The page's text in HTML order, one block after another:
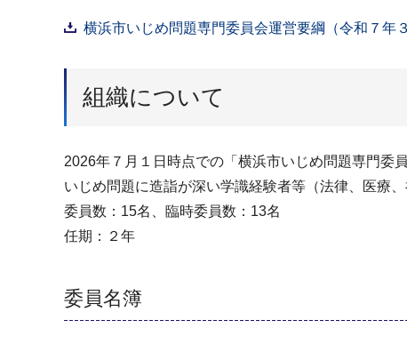
横浜市いじめ問題専門委員会運営要綱（令和７年
組織について
2026年７月１日時点での「横浜市いじめ問題専門委
いじめ問題に造詣が深い学識経験者等（法律、医療
委員数：15名、臨時委員数：13名
任期：２年
委員名簿